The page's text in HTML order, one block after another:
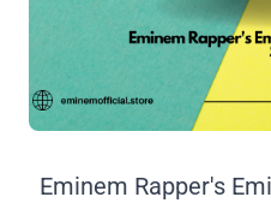
Eminem Rapper's